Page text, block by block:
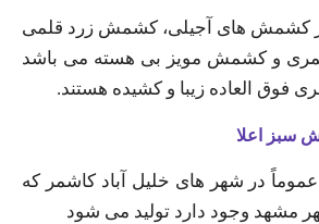
کشمش‌ های آجیلی، کشمش زرد قلمی
و کشمش مویز بی هسته می‌ باشد
فوق العاده زیبا و کشیده هستند.
سبز اعلا
در شهر های خلیل آباد کاشمر که